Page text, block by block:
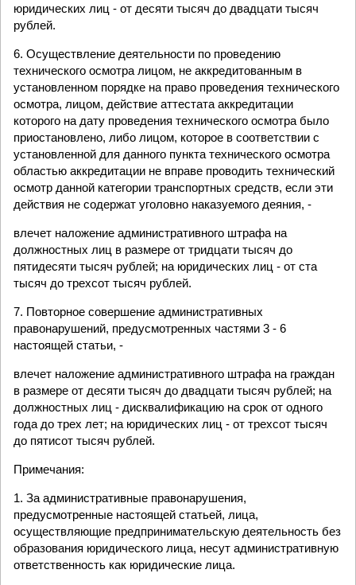
юридических лиц - от десяти тысяч до двадцати тысяч
рублей.
6. Осуществление деятельности по проведению
технического осмотра лицом, не аккредитованным в
установленном порядке на право проведения технического
осмотра, лицом, действие аттестата аккредитации
которого на дату проведения технического осмотра было
приостановлено, либо лицом, которое в соответствии с
установленной для данного пункта технического осмотра
областью аккредитации не вправе проводить технический
осмотр данной категории транспортных средств, если эти
действия не содержат уголовно наказуемого деяния, -
влечет наложение административного штрафа на
должностных лиц в размере от тридцати тысяч до
пятидесяти тысяч рублей; на юридических лиц - от ста
тысяч до трехсот тысяч рублей.
7. Повторное совершение административных
правонарушений, предусмотренных частями 3 - 6
настоящей статьи, -
влечет наложение административного штрафа на граждан
в размере от десяти тысяч до двадцати тысяч рублей; на
должностных лиц - дисквалификацию на срок от одного
года до трех лет; на юридических лиц - от трехсот тысяч
до пятисот тысяч рублей.
Примечания:
1. За административные правонарушения,
предусмотренные настоящей статьей, лица,
осуществляющие предпринимательскую деятельность без
образования юридического лица, несут административную
ответственность как юридические лица.